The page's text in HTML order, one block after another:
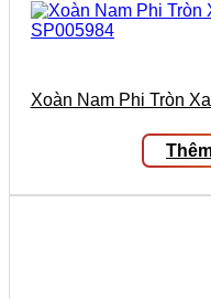
Xoàn Nam Phi Tròn